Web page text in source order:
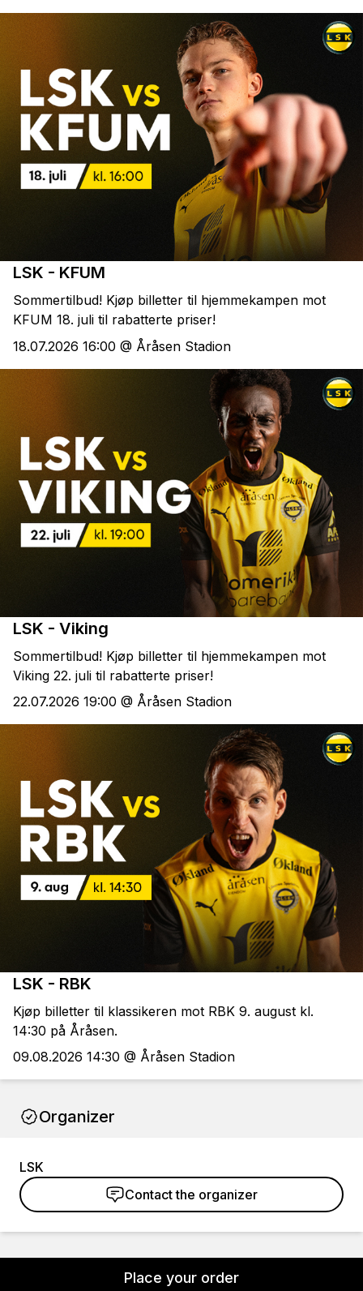
LSK - KFUM
Sommertilbud! Kjøp billetter til hjemmekampen mot
KFUM 18. juli til rabatterte priser!
18.07.2026 16:00 @ Åråsen Stadion
LSK - Viking
Sommertilbud! Kjøp billetter til hjemmekampen mot
Viking 22. juli til rabatterte priser!
22.07.2026 19:00 @ Åråsen Stadion
LSK - RBK
Kjøp billetter til klassikeren mot RBK 9. august kl.
14:30 på Åråsen.
09.08.2026 14:30 @ Åråsen Stadion
Organizer
LSK
Contact the organizer
Place your order